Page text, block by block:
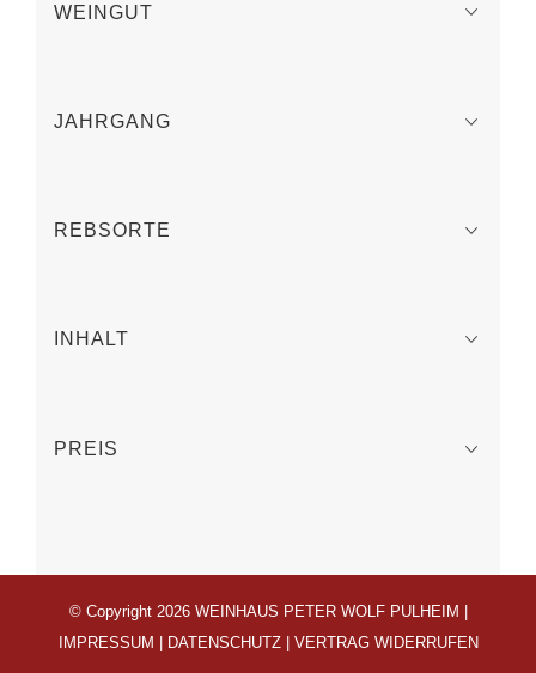
WEINGUT
JAHRGANG
REBSORTE
INHALT
PREIS
© Copyright 2026 WEINHAUS PETER WOLF PULHEIM |
IMPRESSUM
DATENSCHUTZ| VERTRAG WIDERRUFEN